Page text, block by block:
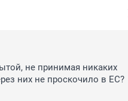
не принимая никаких
них не проскочило в ЕС?